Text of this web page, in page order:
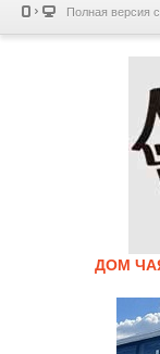
Полная версия
ДОМ